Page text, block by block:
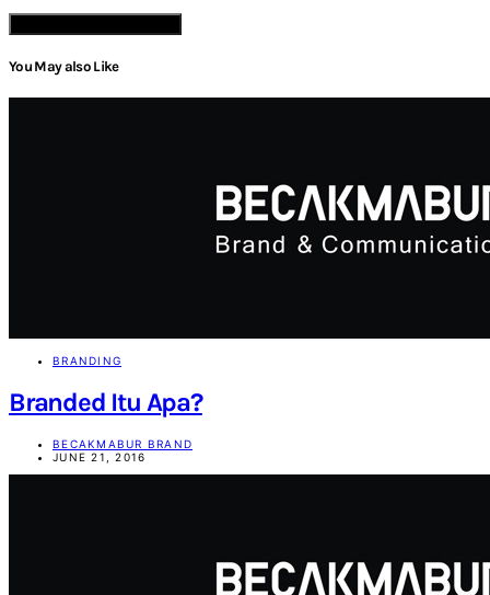
You May also Like
BRANDING
Branded Itu Apa?
BECAKMABUR BRAND
JUNE 21, 2016